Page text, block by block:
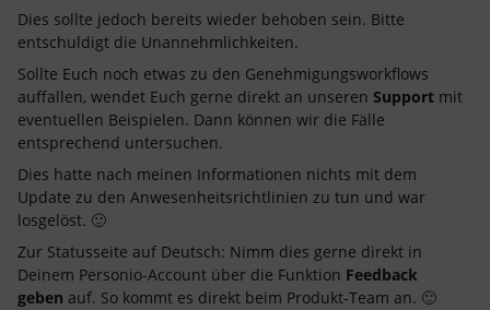
Dies sollte jedoch bereits wieder behoben sein. Bitte
entschuldigt die Unannehmlichkeiten.
Sollte Euch noch etwas zu den Genehmigungsworkflows
auffallen, wendet Euch gerne direkt an unseren Support mit
eventuellen Beispielen. Dann können wir die Fälle
entsprechend untersuchen.
Dies hatte nach meinen Informationen nichts mit dem
Update zu den Anwesenheitsrichtlinien zu tun und war
losgelöst. 🙂
Zur Statusseite auf Deutsch: Nimm dies gerne direkt in
Deinem Personio-Account über die Funktion Feedback
geben auf. So kommt es direkt beim Produkt-Team an. 🙂